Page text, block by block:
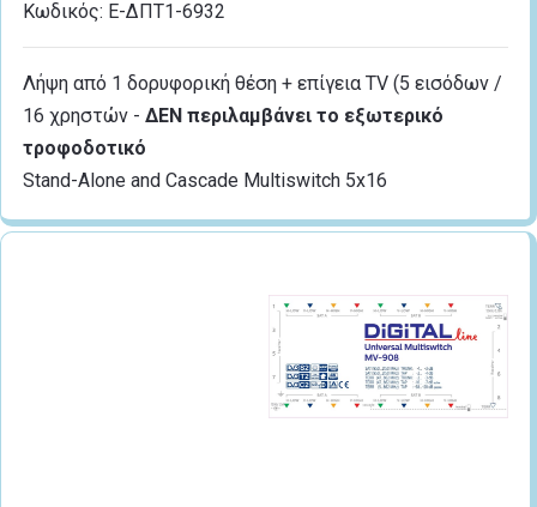
Κωδικός: Ε-ΔΠΤ1-6932
Λήψη από 1 δορυφορική θέση + επίγεια TV (5 εισόδων /
16 χρηστών - ΔΕΝ περιλαμβάνει το εξωτερικό
τροφοδοτικό
Stand-Alone and Cascade Multiswitch 5x16